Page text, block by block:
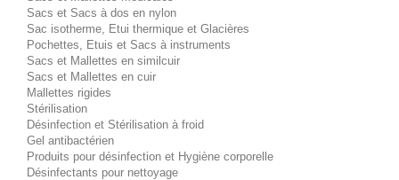
Sacs et Sacs à dos en nylon
Sac isotherme, Etui thermique et Glacières
Pochettes, Etuis et Sacs à instruments
Sacs et Mallettes en similcuir
Sacs et Mallettes en cuir
Mallettes rigides
Stérilisation
Désinfection et Stérilisation à froid
Gel antibactérien
Produits pour désinfection et Hygiène corporelle
Désinfectants pour nettoyage